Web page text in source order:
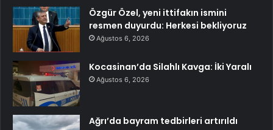
Özgür Özel, yeni ittifakın ismini
resmen duyurdu: Herkesi bekliyoruz
Ağustos 6, 2026
Kocasinan’da Silahlı Kavga: İki Yaralı
Ağustos 6, 2026
Ağrı’da bayram tedbirleri artırıldı